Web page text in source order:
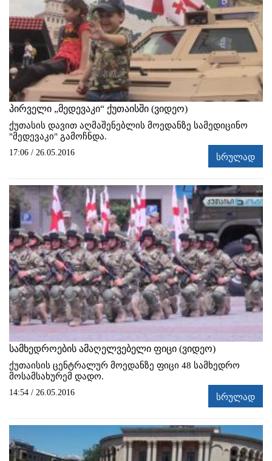
პირველი „მედევაკი“ ქუთაისში (ვიდეო)
ქუთასის დავით აღმაშენებლის მოედანზე სამედიცინო
"მედევაკი" გამოჩნდა.
17:06 / 26.05.2016 სრულად
სამხედროების ამაღელვებელი ფიცი (ვიდეო)
ქუთაისის ცენტრალურ მოედანზე ფიცი 48 სამხედრო
მოსამსახურემ დადო.
14:54 / 26.05.2016 სრულად